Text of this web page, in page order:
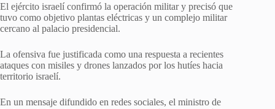
El ejército israelí confirmó la operación militar y precisó que
tuvo como objetivo plantas eléctricas y un complejo militar
cercano al palacio presidencial.
La ofensiva fue justificada como una respuesta a recientes
ataques con misiles y drones lanzados por los hutíes hacia
territorio israelí.
En un mensaje difundido en redes sociales, el ministro de